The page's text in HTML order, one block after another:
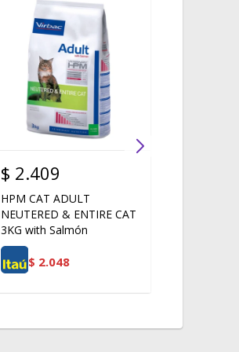
$ 2.409
HPM CAT ADULT
NEUTERED & ENTIRE CAT
3KG with Salmón
$ 2.048